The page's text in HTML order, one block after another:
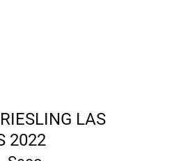
LAS
2022